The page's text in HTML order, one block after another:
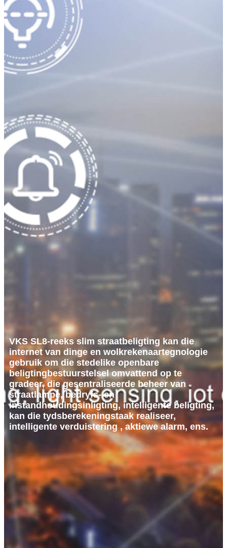
VKS SL8-reeks slim straatbeligting kan die
internet van dinge en wolkrekenaartegnologie
gebruik om die stedelike openbare
beligtingbestuurstelsel omvattend op te
gradeer, die gesentraliseerde beheer van
straatlampe, bedryfs- en
instandhoudingsinligting, intelligente beligting,
kan die tydsberekeningstaak realiseer,
intelligente verduistering , aktiewe alarm, ens.